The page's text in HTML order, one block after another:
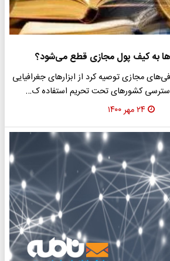
به کیف پول مجازی قطع می‌شود؟
مجازی توصیه کرد از ابزارهای جغرافیایی
کشورهای تحت تحریم استفاده ک…
۲۴ مهر ۱۴۰۰